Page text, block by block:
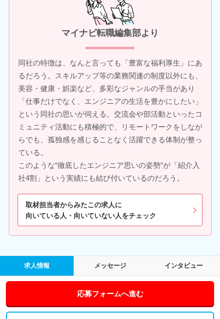
マイナビ転職編集部より
同社の特徴は、なんと言っても「豊富な福利厚生」にあ
るだろう。スキルアップ等の業務関連の制度以外にも、
美容・健康・娯楽など、多彩なジャンルの手当があり
「仕事だけでなく、エンジニアの生活を豊かにしたい」
という同社の思いが伺える。交流会や部活動といったコ
ミュニティ活動にも積極的で、リモートワークをしなが
らでも、孤独感を感じることなく活躍できる体制が整っ
ている。
このような“徹底したエンジニア思いの姿勢”が「紹介入
社4割」という実績にも結び付いているのだろう。
取材担当者からみたこの求人に
向いている人・向いていない人をチェック
求人情報 メッセージ インタビュー
応募フォームへ進む